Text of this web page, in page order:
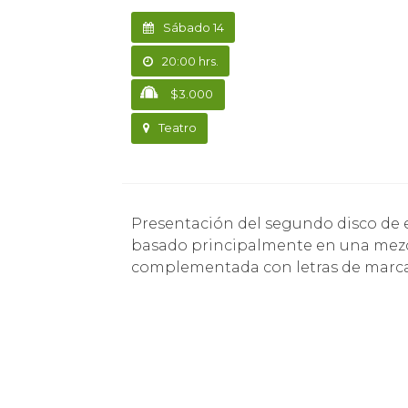
Sábado 14
20:00 hrs.
$3.000
Teatro
Presentación del segundo disco de esta banda porteña que muestra un trabajo
basado principalmente en una
complementada con letras de